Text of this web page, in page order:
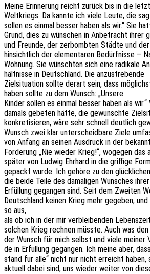
Meine Erin­ne­rung reicht zurück bis in die
Welt­kriegs. Da kannte ich viele Leute, die
sollen es einmal besser haben als wir.“ Sie
Grund, dies zu wünschen in Anbe­tracht ihrer
und Freun­de, der zerbomb­ten Städte und
hinsicht­lich der elemen­ta­ren Bedürf­nis­se –
Wohnung. Sie wünsch­ten sich eine radi­ka­le
hält­nis­se in Deutsch­land. Die anzustrebende
Ziel­si­tua­ti­on sollte derart sein, dass
haben sollte zu dem Wunsch: „Unsere
Kinder sollen es einmal besser haben als
damals gebe­ten hätte, die gewünsch­te
konkre­ti­sie­ren, wäre sehr schnell deut­lich
Wunsch zwei klar unter­scheid­ba­re Ziele
von Anfang an seinen Ausdruck in der
Forde­rung „Nie wieder Krieg!“, woge­gen
später von Ludwig Ehrhard in die grif­fi­ge
gepackt wurde. Ich gehöre zu den
die beide Teile des dama­li­gen Wunsches
Erfül­lung gegan­gen sind. Seit dem Zwei­ten
Deutsch­land keinen Krieg mehr gege­ben,
so aus,
als ob ich in der mir verblei­ben­den
solchen Krieg rech­nen müsste. Auch was
der Wunsch für mich selbst und viele meiner
de in Erfül­lung gegan­gen. Ich meine aber,
stand für alle“ nicht nur nicht erreicht haben,
aktu­ell dabei sind, uns wieder weiter von